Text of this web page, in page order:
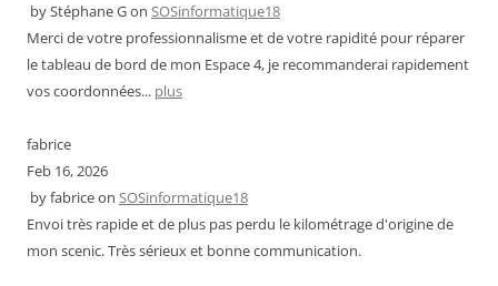
byStéphane Gon SOSinformatique18
Merci de votre professionnalisme et de votre rapidité pour réparer
le tableau de bord de mon Espace 4, je recommanderai rapidement
vos coordonnées... plus
fabrice
Feb 16, 2026
byfabriceon SOSinformatique18
Envoi très rapide et de plus pas perdu le kilométrage d'origine de
mon scenic. Très sérieux et bonne communication.